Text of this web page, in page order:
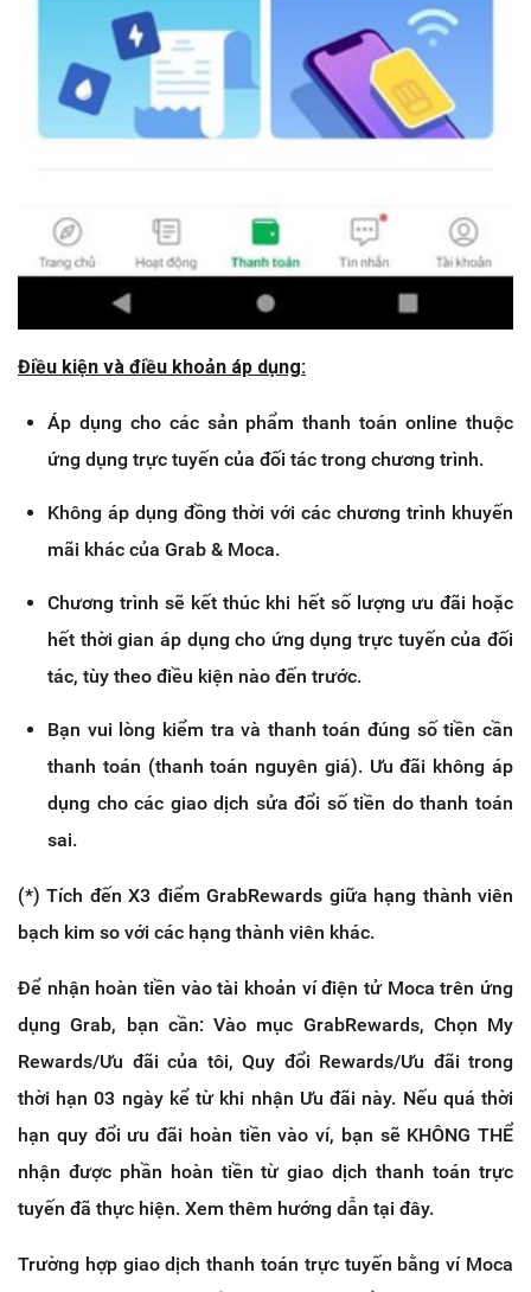
Điều kiện và điều khoản áp dụng:
Áp dụng cho các sản phẩm thanh toán online thuộc
ứng dụng trực tuyến của đối tác trong chương trình.
Không áp dụng đồng thời với các chương trình khuyến
mãi khác của Grab & Moca.
Chương trình sẽ kết thúc khi hết số lượng ưu đãi hoặc
hết thời gian áp dụng cho ứng dụng trực tuyến của đối
tác, tùy theo điều kiện nào đến trước.
Bạn vui lòng kiểm tra và thanh toán đúng số tiền cần
thanh toán (thanh toán nguyên giá). Ưu đãi không áp
dụng cho các giao dịch sửa đổi số tiền do thanh toán
sai.
(*) Tích đến X3 điểm GrabRewards giữa hạng thành viên
bạch kim so với các hạng thành viên khác.
Để nhận hoàn tiền vào tài khoản ví điện tử Moca trên ứng
dụng Grab, bạn cần: Vào mục GrabRewards, Chọn My
Rewards/Ưu đãi của tôi, Quy đổi Rewards/Ưu đãi trong
thời hạn 03 ngày kể từ khi nhận Ưu đãi này. Nếu quá thời
hạn quy đổi ưu đãi hoàn tiền vào ví, bạn sẽ KHÔNG THỂ
nhận được phần hoàn tiền từ giao dịch thanh toán trực
tuyến đã thực hiện. Xem thêm hướng dẫn tại đây.
Trường hợp giao dịch thanh toán trực tuyến bằng ví Moca